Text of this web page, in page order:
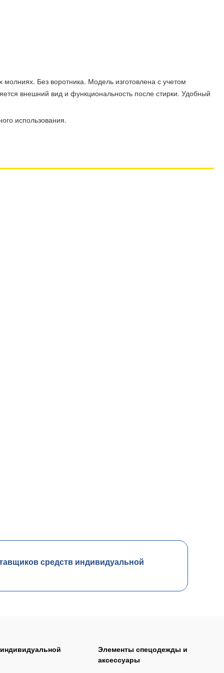
Без воротника. Модель изготовлена с учетом
внешний вид и функциональность после стирки. Удобный
использования.
средств индивидуальной
Элементы спецодежды и
аксессуары